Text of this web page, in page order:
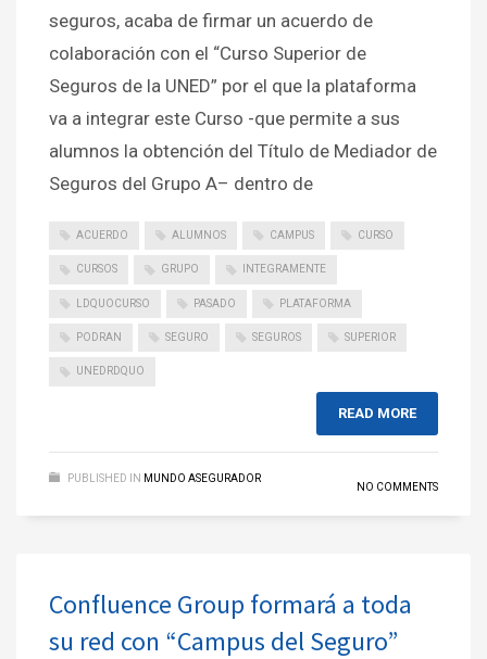
seguros, acaba de firmar un acuerdo de
colaboración con el “Curso Superior de
Seguros de la UNED” por el que la plataforma
va a integrar este Curso -que permite a sus
alumnos la obtención del Título de Mediador de
Seguros del Grupo A– dentro de
ACUERDO ALUMNOS CAMPUS CURSO
CURSOS GRUPO INTEGRAMENTE
LDQUOCURSO PASADO PLATAFORMA
PODRAN SEGURO SEGUROS SUPERIOR
UNEDRDQUO
READ MORE
PUBLISHED IN MUNDO ASEGURADOR
NO COMMENTS
Confluence Group formará a toda
su red con “Campus del Seguro”